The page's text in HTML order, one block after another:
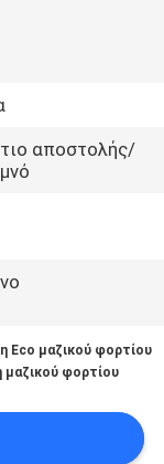
αποστολής/
Eco μαζικού φορτίου
φορτίου